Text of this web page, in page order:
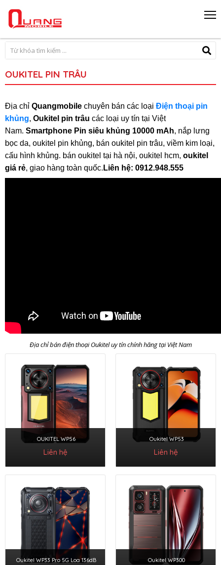
OUKITEL PIN TRÂU
Địa chỉ Quangmobile chuyên bán các loại Điện thoại pin
khủng, Oukitel pin trâu các loại uy tín tại Việt
Nam. Smartphone Pin siêu khủng 10000 mAh, nắp lưng
bọc da, oukitel pin khủng, bán oukitel pin trâu, viềm kim loại,
cấu hình khủng. bán oukitel tại hà nội, oukitel hcm, oukitel
giá rẻ, giao hàng toàn quốc. Liên hệ: 0912.948.555
Địa chỉ bán điện thoại Oukitel uy tín chính hãng tại Việt Nam
OUKITEL WP56
Liên hệ
Oukitel WP53
Liên hệ
Oukitel WP33 Pro 5G Loa 136dB Oukitel WP300